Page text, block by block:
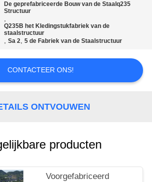
De geprefabriceerde Bouw van de Staalq235
Structuur
,
Q235B het Kledingstukfabriek van de
staalstructuur
,Sa 2,5 de Fabriek van de Staalstructuur
CONTACTEER ONS!
ONTVOUWEN
producten
Voorgefabriceerd